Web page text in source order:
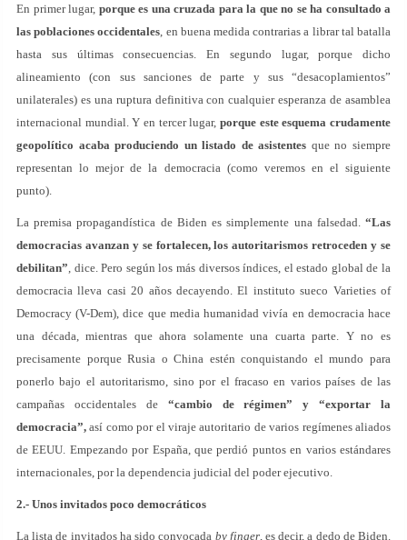
En primer lugar, porque es una cruzada para la que no se ha consultado a
las poblaciones occidentales, en buena medida contrarias a librar tal batalla
hasta sus últimas consecuencias. En segundo lugar, porque dicho
alineamiento (con sus sanciones de parte y sus “desacoplamientos”
unilaterales) es una ruptura definitiva con cualquier esperanza de asamblea
internacional mundial. Y en tercer lugar, porque este esquema crudamente
geopolítico acaba produciendo un listado de asistentes que no siempre
representan lo mejor de la democracia (como veremos en el siguiente
punto).
La premisa propagandística de Biden es simplemente una falsedad.“Las
democracias avanzan y se fortalecen, los autoritarismos retroceden y se
debilitan”, dice. Pero según los más diversos índices, el estado global de la
democracia lleva casi 20 años decayendo. El instituto sueco Varieties of
Democracy (V-Dem), dice que media humanidad vivía en democracia hace
una década, mientras que ahora solamente una cuarta parte. Y no es
precisamente porque Rusia o China estén conquistando el mundo para
ponerlo bajo el autoritarismo, sino por el fracaso en varios países de las
campañas occidentales de “cambio de régimen” y “exportar la
democracia”,así como por el viraje autoritario de varios regímenes aliados
de EEUU. Empezando por España, que perdió puntos en varios estándares
internacionales, por la dependencia judicial del poder ejecutivo.
2.- Unos invitados poco democráticos
La lista de invitados ha sido convocada by finger, es decir, a dedo de Biden.